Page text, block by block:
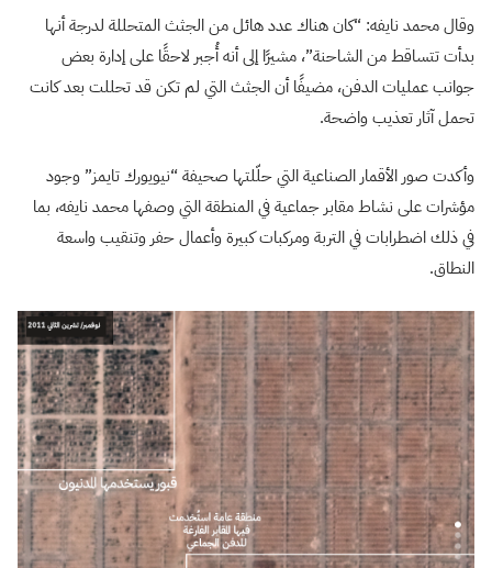
وقال محمد نايفه: “كان هناك عدد هائل من الجثث المتحللة لدرجة أنها
بدأت تتساقط من الشاحنة”، مشيرًا إلى أنه أُجبر لاحقًا على إدارة بعض
جوانب عمليات الدفن، مضيفًا أن الجثث التي لم تكن قد تحللت بعد كانت
تحمل آثار تعذيب واضحة.
وأكدت صور الأقمار الصناعية التي حلّلتها صحيفة “نيويورك تايمز” وجود
مؤشرات على نشاط مقابر جماعية في المنطقة التي وصفها محمد نايفه، بما
في ذلك اضطرابات في التربة ومركبات كبيرة وأعمال حفر وتنقيب واسعة
النطاق.